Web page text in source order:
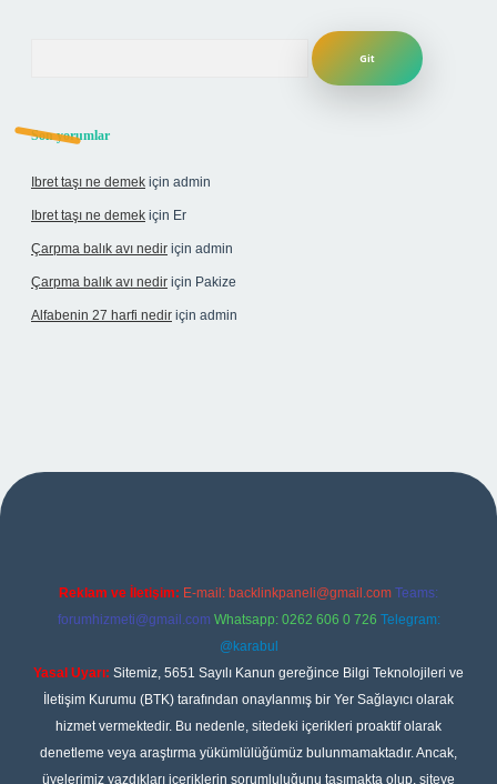
Son yorumlar
Ibret taşı ne demek için admin
Ibret taşı ne demek için Er
Çarpma balık avı nedir için admin
Çarpma balık avı nedir için Pakize
Alfabenin 27 harfi nedir için admin
Reklam ve İletişim: E-mail: backlinkpaneli@gmail.com Teams:
forumhizmeti@gmail.com Whatsapp: 0262 606 0 726 Telegram:
@karabul
Yasal Uyarı: Sitemiz, 5651 Sayılı Kanun gereğince Bilgi Teknolojileri ve
İletişim Kurumu (BTK) tarafından onaylanmış bir Yer Sağlayıcı olarak
hizmet vermektedir. Bu nedenle, sitedeki içerikleri proaktif olarak
denetleme veya araştırma yükümlülüğümüz bulunmamaktadır. Ancak,
üyelerimiz yazdıkları içeriklerin sorumluluğunu taşımakta olup, siteye